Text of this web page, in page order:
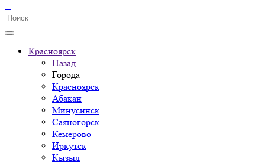
Красноярск
Назад
Города
Красноярск
Абакан
Минусинск
Саяногорск
Кемерово
Иркутск
Кызыл